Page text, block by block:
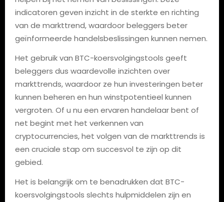
indicatoren geven inzicht in de sterkte en richting
van de markttrend, waardoor beleggers beter
geïnformeerde handelsbeslissingen kunnen nemen.
Het gebruik van BTC-koersvolgingstools geeft
beleggers dus waardevolle inzichten over
markttrends, waardoor ze hun investeringen beter
kunnen beheren en hun winstpotentieel kunnen
vergroten. Of u nu een ervaren handelaar bent of
net begint met het verkennen van
cryptocurrencies, het volgen van de markttrends is
een cruciale stap om succesvol te zijn op dit
gebied.
Het is belangrijk om te benadrukken dat BTC-
koersvolgingstools slechts hulpmiddelen zijn en